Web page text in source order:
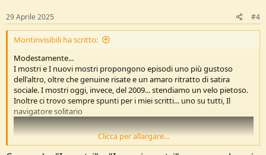
s
:
29 Aprile 2025 #4
Montinvisibili ha scritto:
Modestamente...
I mostri e I nuovi mostri propongono episodi uno più gustoso
dell'altro, oltre che genuine risate e un amaro ritratto di satira
sociale. I mostri oggi, invece, del 2009... stendiamo un velo pietoso.
Inoltre ci trovo sempre spunti per i miei scritti... uno su tutti, Il
navigatore solitario
Clicca per allargare...